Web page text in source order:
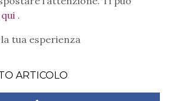
qui .
tua esperienza
ARTICOLO